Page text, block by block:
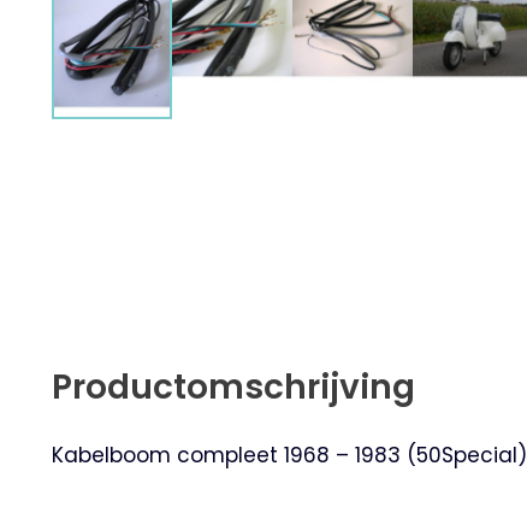
Productomschrijving
Kabelboom compleet 1968 – 1983 (50Special)